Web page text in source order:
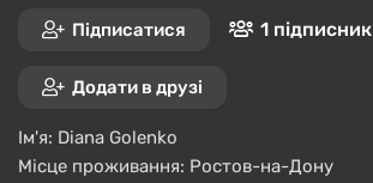
Підписатися 1 підписник
Додати в друзі
Ім'я: Diana Golenko
Місце проживання: Ростов-на-Дону